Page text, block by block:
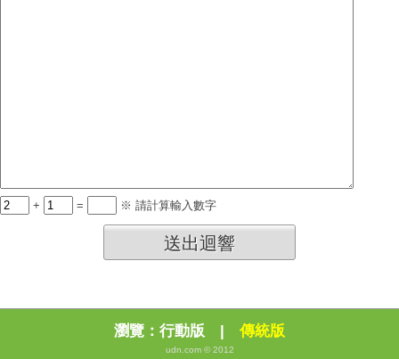
+ = ※ 請計算輸入數字
送出迴響
瀏覽： 行動版 傳統版
udn.com © 2012